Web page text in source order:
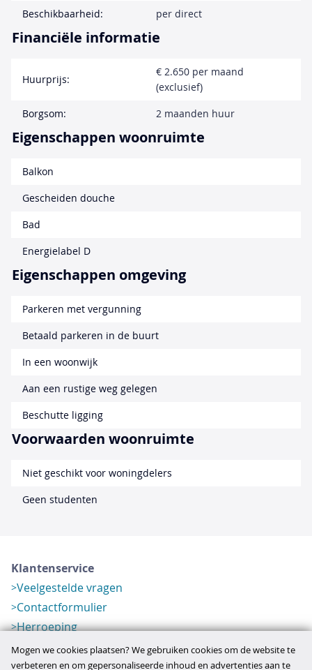
Beschikbaarheid:
per direct
Financiële informatie
Huurprijs:
€ 2.650 per maand
(exclusief)
Borgsom:
2 maanden huur
Eigenschappen woonruimte
Balkon
Gescheiden douche
Bad
Energielabel D
Eigenschappen omgeving
Parkeren met vergunning
Betaald parkeren in de buurt
In een woonwijk
Aan een rustige weg gelegen
Beschutte ligging
Voorwaarden woonruimte
Niet geschikt voor woningdelers
Geen studenten
Klantenservice
Veelgestelde vragen
Contactformulier
Herroeping
Over ons
Bedrijfsgegevens
Mogen we cookies plaatsen? We gebruiken cookies om de website te
verbeteren en om gepersonaliseerde inhoud en advertenties aan te